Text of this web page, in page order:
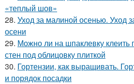
«теплый шов»
28. Уход за малиной осенью. Уход
осени
29. Можно ли на шпаклевку клеить
стен под облицовку плиткой
30. Гортензии, как выращивать.
и порядок посадки